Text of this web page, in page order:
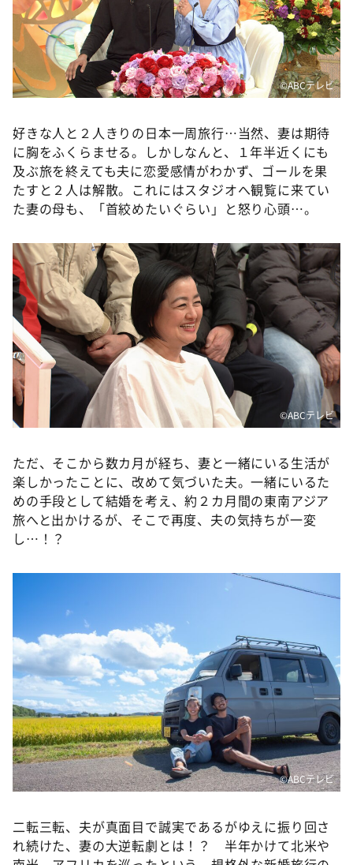
©️ABCテレビ
好きな人と２人きりの日本一周旅行…当然、妻は期待
に胸をふくらませる。しかしなんと、１年半近くにも
及ぶ旅を終えても夫に恋愛感情がわかず、ゴールを果
たすと２人は解散。これにはスタジオへ観覧に来てい
た妻の母も、「首絞めたいぐらい」と怒り心頭…。
©️ABCテレビ
ただ、そこから数カ月が経ち、妻と一緒にいる生活が
楽しかったことに、改めて気づいた夫。一緒にいるた
めの手段として結婚を考え、約２カ月間の東南アジア
旅へと出かけるが、そこで再度、夫の気持ちが一変
し…！？
©️ABCテレビ
二転三転、夫が真面目で誠実であるがゆえに振り回さ
れ続けた、妻の大逆転劇とは！？ 半年かけて北米や